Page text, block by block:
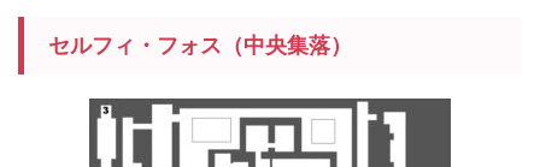
セルフィ・フォス（中央集落）